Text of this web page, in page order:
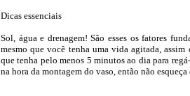
Dicas essenciais
Sol, água e drenagem! São esses os fatores
mesmo que você tenha uma vida agitada,
que tenha pelo menos 5 minutos ao dia para
na hora da montagem do vaso, então não